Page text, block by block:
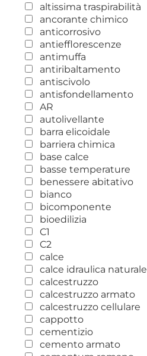
altissima traspirabilità
ancorante chimico
anticorrosivo
antiefflorescenze
antimuffa
antiribaltamento
antiscivolo
antisfondellamento
AR
autolivellante
barra elicoidale
barriera chimica
base calce
basse temperature
benessere abitativo
bianco
bicomponente
bioedilizia
C1
C2
calce
calce idraulica naturale
calcestruzzo
calcestruzzo armato
calcestruzzo cellulare
cappotto
cementizio
cemento armato